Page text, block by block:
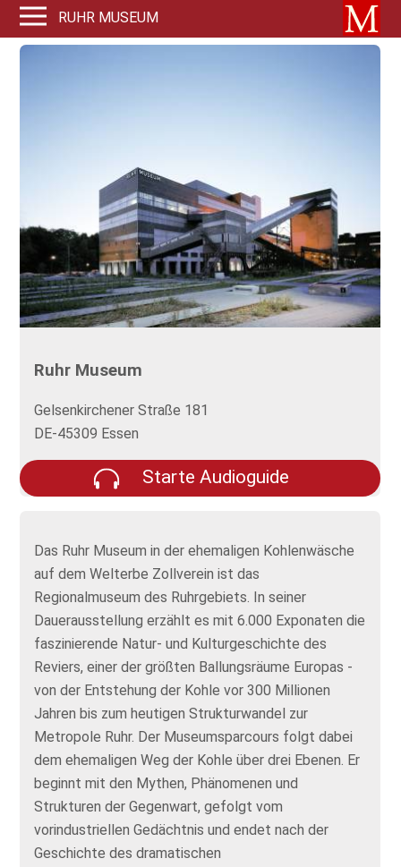
RUHR MUSEUM
Ruhr Museum
Gelsenkirchener Straße 181
DE-45309 Essen
Starte Audioguide
Das Ruhr Museum in der ehemaligen Kohlenwäsche
auf dem Welterbe Zollverein ist das
Regionalmuseum des Ruhrgebiets. In seiner
Dauerausstellung erzählt es mit 6.000 Exponaten die
faszinierende Natur- und Kulturgeschichte des
Reviers, einer der größten Ballungsräume Europas -
von der Entstehung der Kohle vor 300 Millionen
Jahren bis zum heutigen Strukturwandel zur
Metropole Ruhr. Der Museumsparcours folgt dabei
dem ehemaligen Weg der Kohle über drei Ebenen. Er
beginnt mit den Mythen, Phänomenen und
Strukturen der Gegenwart, gefolgt vom
vorindustriellen Gedächtnis und endet nach der
Geschichte des dramatischen